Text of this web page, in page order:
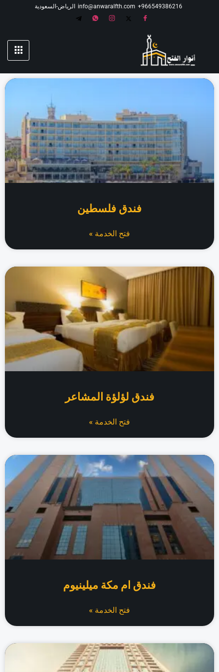
966549386216⁩+
info@anwaralfth.com الرياض-السعودية
فندق فلسطين
فتح الخدمة »
فندق لؤلؤة المشاعر
فتح الخدمة »
فندق ام مكة ميلينيوم
فتح الخدمة »